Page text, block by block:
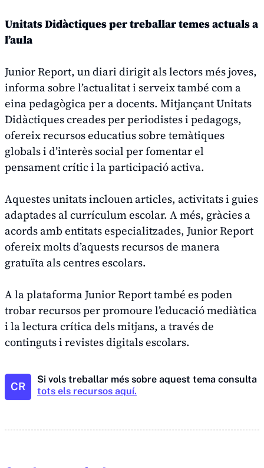
Unitats Didàctiques per treballar temes actuals a
l’aula
Junior Report, un diari dirigit als lectors més joves,
informa sobre l’actualitat i serveix també com a
eina pedagògica per a docents. Mitjançant Unitats
Didàctiques creades per periodistes i pedagogs,
ofereix recursos educatius sobre temàtiques
globals i d’interès social per fomentar el
pensament crític i la participació activa.
Aquestes unitats inclouen articles, activitats i guies
adaptades al currículum escolar. A més, gràcies a
acords amb entitats especialitzades, Junior Report
ofereix molts d’aquests recursos de manera
gratuïta als centres escolars.
A la plataforma Junior Report també es poden
trobar recursos per promoure l’educació mediàtica
i la lectura crítica dels mitjans, a través de
continguts i revistes digitals escolars.
CR
Si vols treballar més sobre aquest tema consulta
tots els recursos aquí.